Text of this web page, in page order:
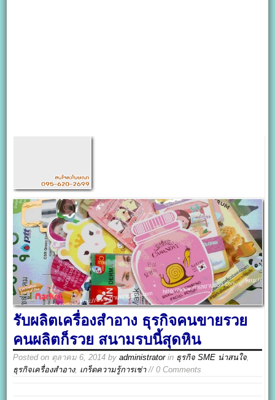
รับผลิตเครื่องสําอาง ธุรกิจคนขายรวย
คนผลิตก็รวย สนามรบนี้สุดหิน
Posted on ตุลาคม 6, 2014 byadministratorin ธุรกิจ SME น่าสนใจ,
ธุรกิจเครื่องสำอาง, เกร็ดความรู้การเช่า// 0 Comments